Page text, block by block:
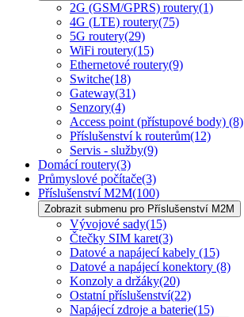
2G (GSM/GPRS) routery(1)
4G (LTE) routery(75)
5G routery(29)
WiFi routery(15)
Ethernetové routery(9)
Switche(18)
Gateway(31)
Senzory(4)
Access point (přístupové body) (8)
Příslušenství k routerům(12)
Servis - služby(9)
Domácí routery(3)
Průmyslové počítače(3)
Příslušenství M2M(100)
Zobrazit submenu pro Příslušenství M2M
Vývojové sady(15)
Čtečky SIM karet(3)
Datové a napájecí kabely (15)
Datové a napájecí konektory (8)
Konzoly a držáky(20)
Ostatní příslušenství(22)
Napájecí zdroje a baterie(15)